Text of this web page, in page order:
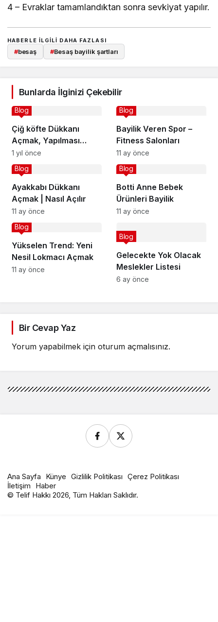
4 – Evraklar tamamlandıktan sonra sevkiyat yapılır.
HABERLE ILGILI DAHA FAZLASI
#besaş #Besaş bayilik şartları
Bunlarda İlginizi Çekebilir
Çiğ köfte Dükkanı
Açmak, Yapılması
Gerekenler
Blog
1 yıl önce
Bayilik Veren Spor –
Fitness Salonları
Blog
11 ay önce
Ayakkabı Dükkanı
Açmak | Nasıl Açılır
Blog
11 ay önce
Botti Anne Bebek
Ürünleri Bayilik
Blog
11 ay önce
Yükselen Trend: Yeni
Nesil Lokmacı Açmak
Blog
11 ay önce
Gelecekte Yok Olacak
Meslekler Listesi
Blog
6 ay önce
Bir Cevap Yaz
Yorum yapabilmek için oturum açmalısınız.
Ana Sayfa Künye Gizlilik Politikası Çerez Politikası
İletişim
Haber
© Telif Hakkı 2026, Tüm Hakları Saklıdır.